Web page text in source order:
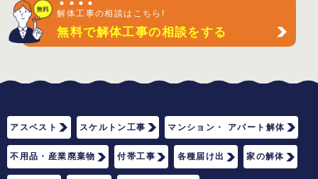
解体工 事の相談はこちら!
無料で解体工事の相談をする
アスベスト スケルトン工事 マンション・ アパート解体
不用品・産業廃棄物 付帯工事 各種届け出 家の解体